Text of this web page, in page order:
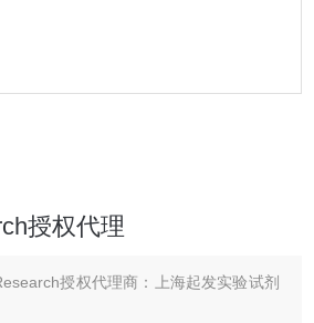
授权代理
授权代理商：上海起发实验试剂